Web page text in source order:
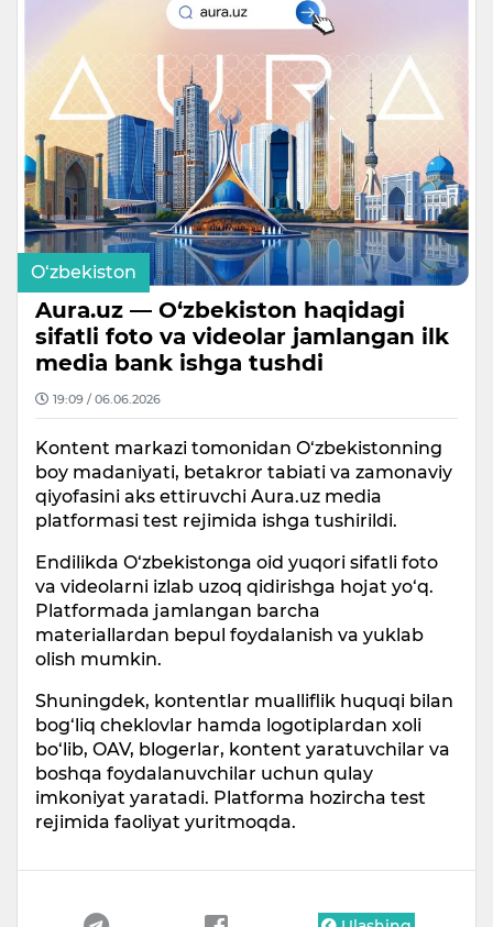
O‘zbekiston
Aura.uz — O‘zbekiston haqidagi
sifatli foto va videolar jamlangan ilk
media bank ishga tushdi
19:09 / 06.06.2026
Kontent markazi tomonidan O‘zbekistonning
boy madaniyati, betakror tabiati va zamonaviy
qiyofasini aks ettiruvchi Aura.uz media
platformasi test rejimida ishga tushirildi.
Endilikda O‘zbekistonga oid yuqori sifatli foto
va videolarni izlab uzoq qidirishga hojat yo‘q.
Platformada jamlangan barcha
materiallardan bepul foydalanish va yuklab
olish mumkin.
Shuningdek, kontentlar mualliflik huquqi bilan
bog‘liq cheklovlar hamda logotiplardan xoli
bo‘lib, OAV, blogerlar, kontent yaratuvchilar va
boshqa foydalanuvchilar uchun qulay
imkoniyat yaratadi. Platforma hozircha test
rejimida faoliyat yuritmoqda.